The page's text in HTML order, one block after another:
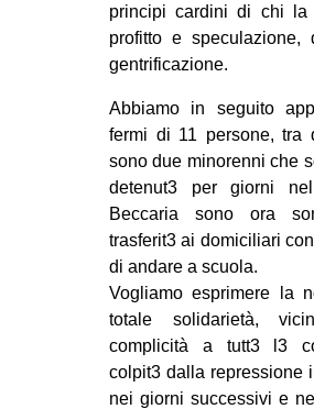
principi cardini di chi la
profitto e speculazione,
gentrificazione.
Abbiamo in seguito
fermi di 11 persone, tra
sono due minorenni che
detenut3 per giorni
Beccaria sono ora
trasferit3 ai domiciliari
di andare a scuola.
Vogliamo esprimere la
totale solidarietà,
complicità a tutt3 l3
colpit3 dalla repressione
nei giorni successivi e